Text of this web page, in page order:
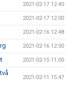
2021-02-17 12:40
2021-02-17 12:00
2021-02-16 12:48
2021-02-16 12:00
2021-02-15 11:00
2021-02-11 15:47